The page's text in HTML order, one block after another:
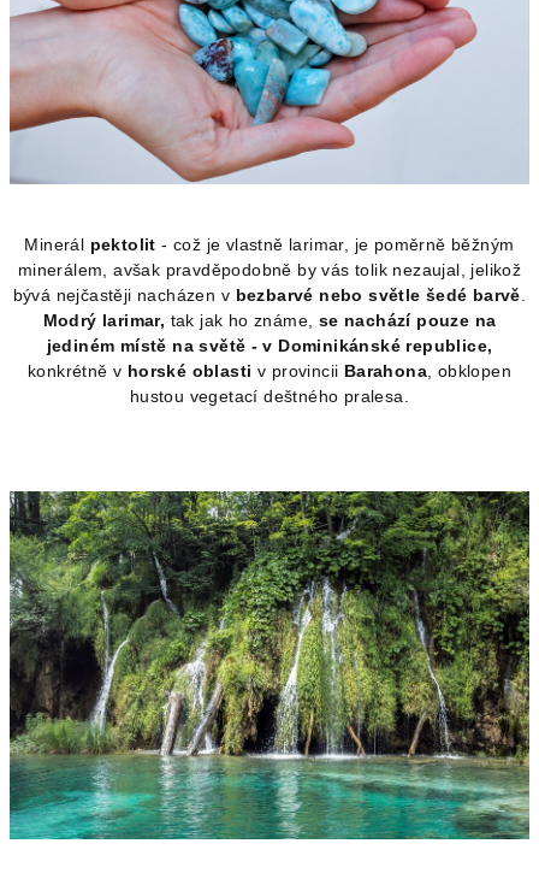
Minerál pektolit - což je vlastně larimar, je poměrně běžným
minerálem, avšak pravděpodobně by vás tolik nezaujal, jelikož
bývá nejčastěji nacházen v bezbarvé nebo světle šedé barvě
Modrý larimar, tak jak ho známe, se nachází pouze na
jediném místě na světě - v Dominikánské republice,
konkrétně v horské oblasti v provincii Barahona, obklopen
hustou vegetací deštného pralesa.